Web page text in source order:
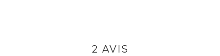
2 AVIS